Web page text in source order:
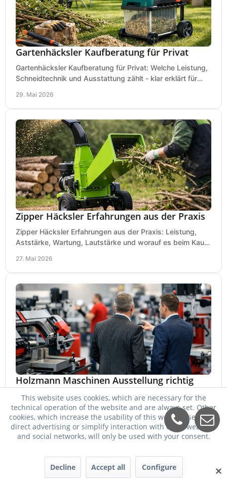
Gartenhäcksler Kaufberatung für Privat
Gartenhäcksler Kaufberatung für Privat: Welche Leistung,
Schneidtechnik und Ausstattung zählt - klar erklärt für
29. Mai 2026
Zipper Häcksler Erfahrungen aus der Praxis
Zipper Häcksler Erfahrungen aus der Praxis: Leistung,
Aststärke, Wartung, Lautstärke und worauf es beim Kauf
27. Mai 2026
Holzmann Maschinen Ausstellung richtig
nutzen
Eine Holzmann Maschinen Ausstellung hilft bei Auswahl,
Vergleich und Kauf. Worauf es ankommt, welche
Maschinen relevant sind und was zählt.
25. Mai 2026
✕
This website uses cookies, which are necessary for the
technical operation of the website and are always set. Other
cookies, which increase the usability of this website, serve for
direct advertising or simplify interaction with other websites
and social networks, will only be used with your consent.
Decline Accept all Configure